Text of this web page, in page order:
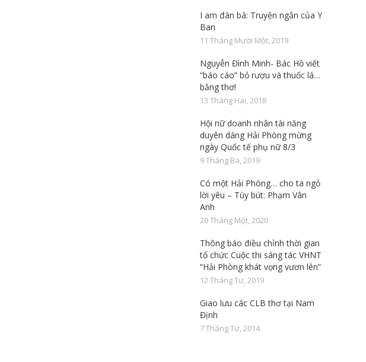
I am đàn bà: Truyện ngắn của Y
Ban
11 Tháng Mười Một, 2019
Nguyễn Đình Minh- Bác Hồ viết
“báo cáo” bỏ rượu và thuốc lá…
bằng thơ!
13 Tháng Hai, 2018
Hội nữ doanh nhân tài năng
duyên dáng Hải Phòng mừng
ngày Quốc tế phụ nữ 8/3
9 Tháng Ba, 2019
Có một Hải Phòng… cho ta ngỏ
lời yêu – Tùy bút: Phạm Vân
Anh
20 Tháng Một, 2020
Thông báo điều chỉnh thời gian
tổ chức Cuộc thi sáng tác VHNT
“Hải Phòng khát vọng vươn lên”
12 Tháng Tư, 2019
Giao lưu các CLB thơ tại Nam
Định
7 Tháng Tư, 2014